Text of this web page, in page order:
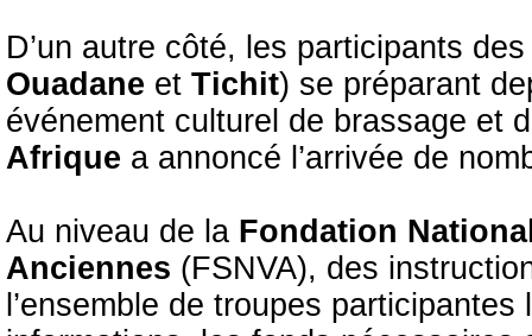
D’un autre côté, les participants
Ouadane et Tichit) se préparant
événement culturel de brassage et
Afrique a annoncé l’arrivée de
Au niveau de la Fondation
Anciennes (FSNVA), des
l’ensemble de troupes